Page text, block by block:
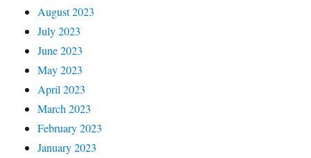
August 2023
July 2023
June 2023
May 2023
April 2023
March 2023
February 2023
January 2023